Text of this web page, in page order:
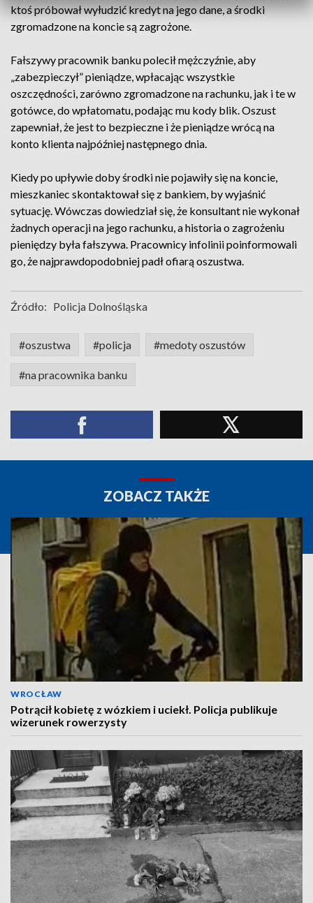
ktoś próbował wyłudzić kredyt na jego dane, a środki
zgromadzone na koncie są zagrożone.
Fałszywy pracownik banku polecił mężczyźnie, aby
„zabezpieczył” pieniądze, wpłacając wszystkie
oszczędności, zarówno zgromadzone na rachunku, jak i te w
gotówce, do wpłatomatu, podając mu kody blik. Oszust
zapewniał, że jest to bezpieczne i że pieniądze wrócą na
konto klienta najpóźniej następnego dnia.
Kiedy po upływie doby środki nie pojawiły się na koncie,
mieszkaniec skontaktował się z bankiem, by wyjaśnić
sytuację. Wówczas dowiedział się, że konsultant nie wykonał
żadnych operacji na jego rachunku, a historia o zagrożeniu
pieniędzy była fałszywa. Pracownicy infolinii poinformowali
go, że najprawdopodobniej padł ofiarą oszustwa.
Źródło: Policja Dolnośląska
#oszustwa #policja #medoty oszustów
#na pracownika banku
ZOBACZ TAKŻE
WROCŁAW
Potrącił kobietę z wózkiem i uciekł. Policja publikuje
wizerunek rowerzysty